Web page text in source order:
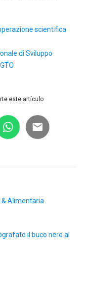
scientifica
di Sviluppo
este artículo
& Alimentaria
il buco nero al